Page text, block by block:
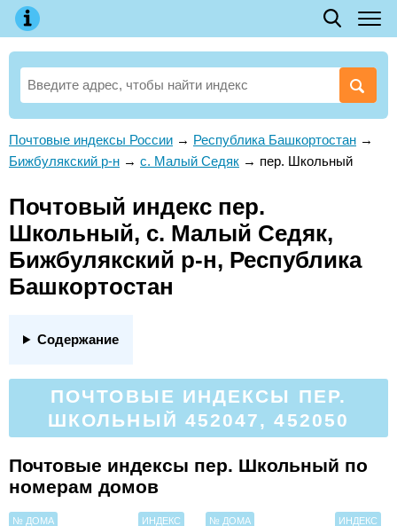
Почтовые индексы России → Республика Башкортостан →
Бижбулякский р-н → с. Малый Седяк → пер. Школьный
Почтовый индекс пер.
Школьный, с. Малый Седяк,
Бижбулякский р-н, Республика
Башкортостан
Содержание
ПОЧТОВЫЕ ИНДЕКСЫ ПЕР.
ШКОЛЬНЫЙ 452047, 452050
Почтовые индексы пер. Школьный по
номерам домов
№ ДОМА ИНДЕКС № ДОМА ИНДЕКС